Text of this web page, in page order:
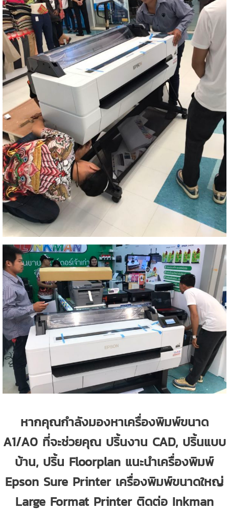
หากคุณกำลังมองหาเครื่องพิมพ์ขนาด
A1/A0 ที่จะช่วยคุณ ปริ้นงาน CAD, ปริ้นแบบ
บ้าน, ปริ้น Floorplan แนะนำเครื่องพิมพ์
Epson Sure Printer เครื่องพิมพ์ขนาดใหญ่
Large Format Printer ติดต่อ Inkman